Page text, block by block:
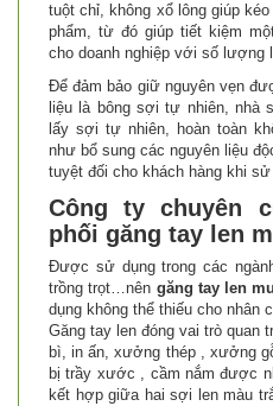
tuột chỉ, không xổ lông giúp
phẩm, từ đó giúp tiết kiệm
cho doanh nghiệp với số lượng
Để đảm bảo giữ nguyên vẹn
liệu là bông sợi tự nhiên, nhà
lấy sợi tự nhiên, hoàn toàn
như bổ sung các nguyên liệu
tuyệt đối cho khách hàng khi sử
Công ty chuyên
phối găng tay len
Được sử dụng trong các
trồng trọt…nên găng tay len
dụng không thể thiếu cho nhân
Găng tay len đóng vai trò quan
bì, in ấn, xưởng thép , xưởng
bị trầy xước , cầm nắm được
kết hợp giữa hai sợi len màu